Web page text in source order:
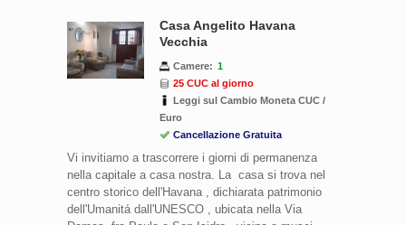
Casa Angelito Havana
Vecchia
Camere: 1
25 CUC al giorno
Leggi sul Cambio Moneta CUC /
Euro
Cancellazione Gratuita
Vi invitiamo a trascorrere i giorni di permanenza
nella capitale a casa nostra. La casa si trova nel
centro storico dell'Havana , dichiarata patrimonio
dell'Umanitá dall'UNESCO , ubicata nella Via